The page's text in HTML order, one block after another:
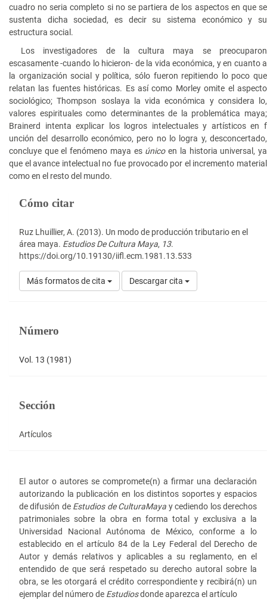
cuadro no seria completo si no se partiera de los aspectos en que se
sustenta dicha sociedad, es decir su sistema económico y su
estructura social.
Los investigadores de la cultura maya se preocuparon
escasamente -cuando lo hicieron- de la vida económica, y en cuanto a
la organización social y política, sólo fueron repitiendo lo poco que
relatan las fuentes históricas. Es así como Morley omite el aspecto
sociológico; Thompson soslaya la vida económica y considera lo,
valores espirituales como determinantes de la problemática maya;
Brainerd intenta explicar los logros intelectuales y artísticos en f
unción del desarrollo económico, pero no lo logra y, desconcertado,
concluye que el fenómeno maya es únicoen la historia universal, ya
que el avance intelectual no fue provocado por el incremento material
como en el resto del mundo.
Detalles
artículo
Cómo citar
Ruz Lhuillier, A. (2013). Un modo de producción tributario en el
área maya. Estudios De Cultura Maya, 13.
https://doi.org/10.19130/iifl.ecm.1981.13.533
Más formatos de cita Descargar cita
Número
Vol. 13 (1981)
Sección
Artículos
El autor o autores se compromete(n) a firmar una declaración
autorizando la publicación en los distintos soportes y espacios
de difusión de Estudios de CulturaMaya y cediendo los derechos
patrimoniales sobre la obra en forma total y exclusiva a la
Universidad Nacional Autónoma de México, conforme a lo
establecido en el artículo 84 de la Ley Federal del Derecho de
Autor y demás relativos y aplicables a su reglamento, en el
entendido de que será respetado su derecho autoral sobre la
obra, se les otorgará el crédito correspondiente y recibirá(n) un
ejemplar del número de Estudiosdonde aparezca el artículo